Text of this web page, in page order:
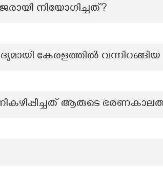
നിയോഗിച്ചത്?
കേരളത്തിൽ
ആരുടെ